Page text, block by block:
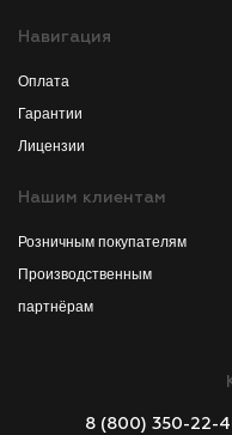
Навигация
Оплата
Гарантии
Лицензии
Нашим клиентам
Розничным покупателям
Производственным
партнёрам
8 (800) 350-22-